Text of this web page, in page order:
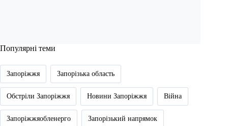
Популярні теми
Запоріжжя Запорізька область
Обстріли Запоріжжя Новини Запоріжжя Війна
Запоріжжяобленерго Запорізький напрямок